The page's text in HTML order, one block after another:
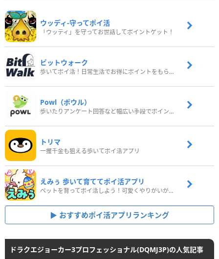
ウッディ‐守ってポイ活
「ウッディ」を守ってお世話してポイントゲット！
ビットウォーク
歩いてポイ活！日常生活でお得にポイントをもらおう
Powl（ポウル）
歩いたりアンケート回答など幅広い手段でポイントをゲット
トリマ
一攫千金も狙える歩いてポイ活アプリ
えみぅ 歩いて育ててポイ活アプリ
ペットを育ってポイ活しよう！可愛くやりがいがある新感覚アプリ
おすすめポイ活アプリランキング
ドラクエジョーカー3プロフェッショナル(DQMJ3P)の人気記事